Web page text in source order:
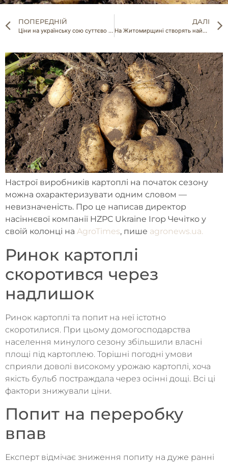
ПОПЕРЕДНІЙ
Ціни на українську сою суттєво зростуть
ДАЛІ
На Житомирщині створять найбільшу в Європі плантацію конопель
Настрої виробників картоплі на початок сезону
можна охарактеризувати одним словом —
невизначеність. Про це написав директор
насіннєвої компанії HZPC Ukraine Ігор Чечітко у
своїй колонці на AgroTimes, пише agronews.ua.
Ринок картоплі
скоротився через
надлишок
Ринок картоплі та попит на неї істотно
скоротилися. При цьому домогосподарства
населення минулого сезону збільшили власні
площі під картоплею. Торішні погодні умови
сприяли доволі високому урожаю картоплі, хоча
якість бульб постраждала через осінні дощі. Всі ці
фактори знижували ціни.
Попит на переробку
впав
Експерт відмічає зниження попиту на дуже ранні